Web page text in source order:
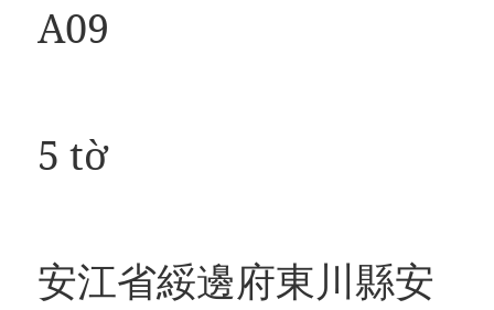
A09
5 tờ
安江省綏邊府東川縣安